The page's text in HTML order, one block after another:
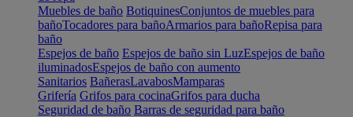
Muebles de baño BotiquinesConjuntos de muebles para
bañoTocadores para bañoArmarios para bañoRepisa para
baño
Espejos de baño Espejos de baño sin LuzEspejos de baño
iluminadosEspejos de baño con aumento
Sanitarios BañerasLavabosMamparas
Grifería Grifos para cocinaGrifos para ducha
Seguridad de baño Barras de seguridad para baño